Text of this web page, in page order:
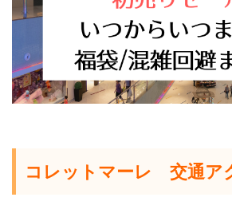
コレットマーレ 交通ア